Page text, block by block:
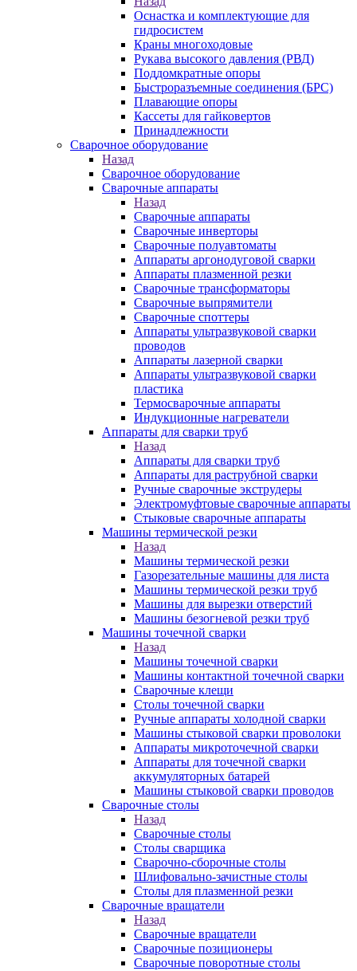
Оснастка и комплектующие для
гидросистем
Краны многоходовые
Рукава высокого давления (РВД)
Поддомкратные опоры
Быстроразъемные соединения (БРС)
Плавающие опоры
Кассеты для гайковертов
Принадлежности
Сварочное оборудование
Назад
Сварочное оборудование
Сварочные аппараты
Назад
Сварочные аппараты
Сварочные инверторы
Сварочные полуавтоматы
Аппараты аргонодуговой сварки
Аппараты плазменной резки
Сварочные трансформаторы
Сварочные выпрямители
Сварочные споттеры
Аппараты ультразвуковой сварки
проводов
Аппараты лазерной сварки
Аппараты ультразвуковой сварки
пластика
Термосварочные аппараты
Индукционные нагреватели
Аппараты для сварки труб
Назад
Аппараты для сварки труб
Аппараты для раструбной сварки
Ручные сварочные экструдеры
Электромуфтовые сварочные аппараты
Стыковые сварочные аппараты
Машины термической резки
Назад
Машины термической резки
Газорезательные машины для листа
Машины термической резки труб
Машины для вырезки отверстий
Машины безогневой резки труб
Машины точечной сварки
Назад
Машины точечной сварки
Машины контактной точечной сварки
Сварочные клещи
Столы точечной сварки
Ручные аппараты холодной сварки
Машины стыковой сварки проволоки
Аппараты микроточечной сварки
Аппараты для точечной сварки
аккумуляторных батарей
Машины стыковой сварки проводов
Сварочные столы
Назад
Сварочные столы
Столы сварщика
Сварочно-сборочные столы
Шлифовально-зачистные столы
Столы для плазменной резки
Сварочные вращатели
Назад
Сварочные вращатели
Сварочные позиционеры
Сварочные поворотные столы